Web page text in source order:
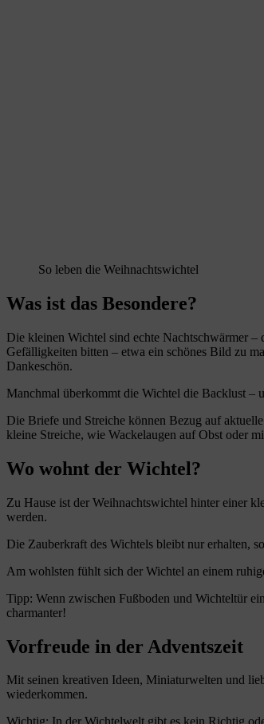
So leben die Weihnachtswichtel
Was ist das Besondere?
Die kleinen Wichtel sind echte Nachtschwärmer
Gefälligkeiten bitten – etwa ein schönes Bild zu
Dankeschön.
Manchmal überkommt die Wichtel die Backlust –
Die Briefe und Streiche können Bezug auf
kleine Streiche, wie Wackelaugen auf Obst oder
Wo wohnt der Wichtel?
Zu Hause ist der Weihnachtswichtel hinter einer
werden.
Die Zauberkraft des Wichtels bleibt nur erhalten,
Am wohlsten fühlt sich der Wichtel an einem
Tipp: Wenn zwischen Fußboden und Wichteltür
charmanter!
Vorfreude in der Adventszeit
Mit seinen kreativen Ideen, Miniaturwelten und
wiederkommen.